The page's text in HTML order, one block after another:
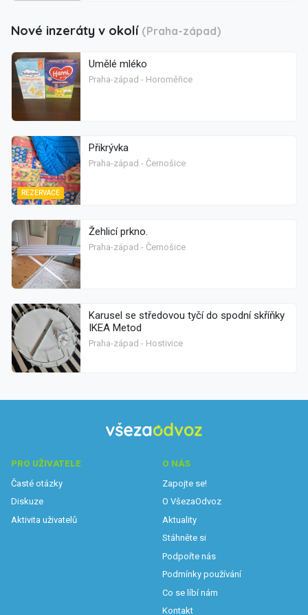
Nové inzeráty v okolí (Praha-západ)
Umělé mléko
Praha-západ - Horoměřice
REZERVACE
Přikrývka
Praha-západ - Černošice
Žehlicí prkno.
Praha-západ - Černošice
Karusel se středovou tyčí do spodní skříňky
IKEA Metod
Praha-západ - Hostivice
PRO UŽIVATELE
Časté otázky
Diskuze
Aktivita uživatelů
O NÁS
Zapojte se!
O VšezaOdvoz
Aktuality
Stáhněte si
Podpořte nás
Podmínky používání
Co se líbí nám
Kontakt